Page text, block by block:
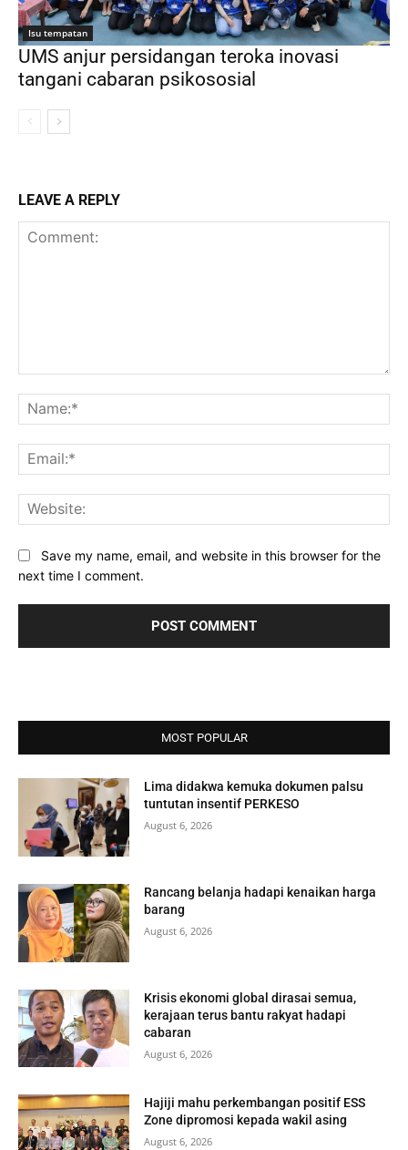
Isu tempatan
UMS anjur persidangan teroka inovasi
tangani cabaran psikososial
LEAVE A REPLY
Save my name, email, and website in this browser for the
next time I comment.
MOST POPULAR
Lima didakwa kemuka dokumen palsu
tuntutan insentif PERKESO
August 6, 2026
Rancang belanja hadapi kenaikan harga
barang
August 6, 2026
Krisis ekonomi global dirasai semua,
kerajaan terus bantu rakyat hadapi
cabaran
August 6, 2026
Hajiji mahu perkembangan positif ESS
Zone dipromosi kepada wakil asing
August 6, 2026